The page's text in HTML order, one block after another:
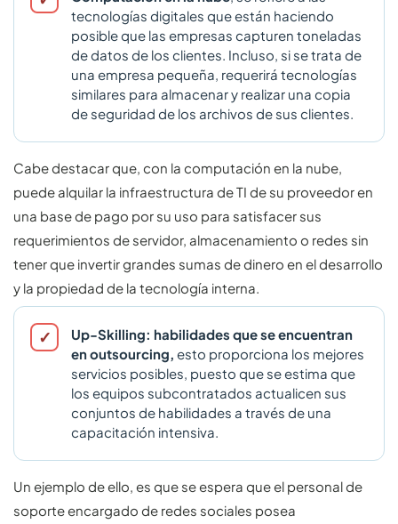
tecnologías digitales que están haciendo
posible que las empresas capturen toneladas
de datos de los clientes. Incluso, si se trata de
una empresa pequeña, requerirá tecnologías
similares para almacenar y realizar una copia
de seguridad de los archivos de sus clientes.
Cabe destacar que, con la computación en la nube,
puede alquilar la infraestructura de TI de su proveedor en
una base de pago por su uso para satisfacer sus
requerimientos de servidor, almacenamiento o redes sin
tener que invertir grandes sumas de dinero en el desarrollo
y la propiedad de la tecnología interna.
Up-Skilling: habilidades que se encuentran
en outsourcing, esto proporciona los mejores
servicios posibles, puesto que se estima que
los equipos subcontratados actualicen sus
conjuntos de habilidades a través de una
capacitación intensiva.
Un ejemplo de ello, es que se espera que el personal de
soporte encargado de redes sociales posea